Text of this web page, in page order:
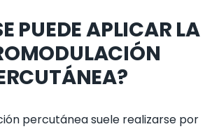
PUEDE APLICAR LA
percutánea suele realizarse por